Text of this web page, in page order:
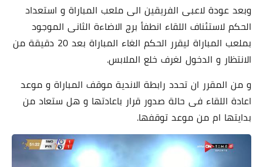
وبعد عودة لاعبى الفريقين الى ملعب المباراة و استعداد
الحكم لاستئناف اللقاء انطفأ برج الاضاءة الثانى الموجود
بملعب المباراة ليقرر الحكم الغاء المباراة بعد 20 دقيقة من
الانتظار و الدخول لغرف خلع الملابس.
و من المقرر ان تحدد رابطة الاندية موقف المباراة و موعد
اعادة اللقاء فى حالة صدور قرار باعادتها و هل ستعاد من
بدايتها ام من موعد توقفها.